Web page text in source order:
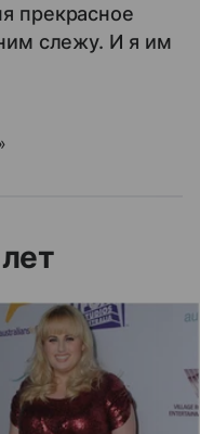
прекрасное
слежу. И я им